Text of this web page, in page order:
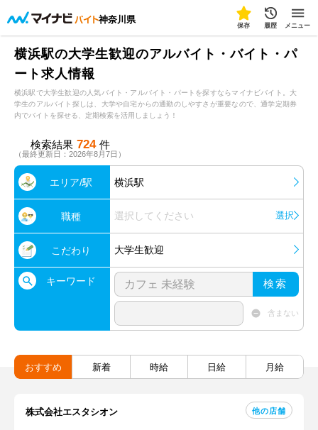
神奈川県
保存 履歴 メニュー
横浜駅の大学生歓迎のアルバイト・バイト・パ
ート求人情報
横浜駅で大学生歓迎の人気バイト・アルバイト・パートを探すならマイナビバイト。大
学生のアルバイト探しは、大学や自宅からの通勤のしやすさが重要なので、通学定期券
内でバイトを探せる、定期検索を活用しましょう！
検索結果 724 件
（最終更新日：2026年8月7日）
エリア/駅 横浜駅
職種 選択してください 選択
こだわり 大学生歓迎
キーワード 検索
含まない
おすすめ 新着 時給 日給 月給
株式会社エスタシオン 他の店舗